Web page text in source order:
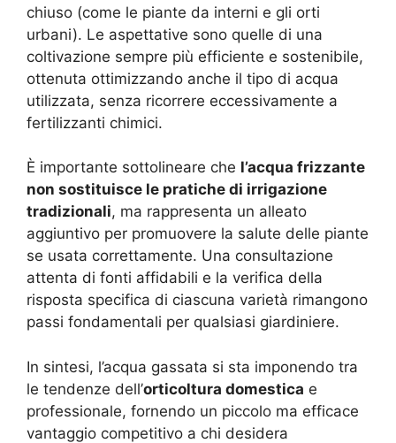
chiuso (come le piante da interni e gli orti
urbani). Le aspettative sono quelle di una
coltivazione sempre più efficiente e sostenibile,
ottenuta ottimizzando anche il tipo di acqua
utilizzata, senza ricorrere eccessivamente a
fertilizzanti chimici.
È importante sottolineare che l’acqua frizzante
non sostituisce le pratiche di irrigazione
tradizionali, ma rappresenta un alleato
aggiuntivo per promuovere la salute delle piante
se usata correttamente. Una consultazione
attenta di fonti affidabili e la verifica della
risposta specifica di ciascuna varietà rimangono
passi fondamentali per qualsiasi giardiniere.
In sintesi, l’acqua gassata si sta imponendo tra
le tendenze dell’orticoltura domestica e
professionale, fornendo un piccolo ma efficace
vantaggio competitivo a chi desidera